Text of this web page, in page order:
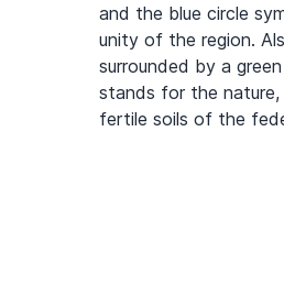
and the blue circle
unity of the region.
surrounded by a
stands for the
fertile soils of the